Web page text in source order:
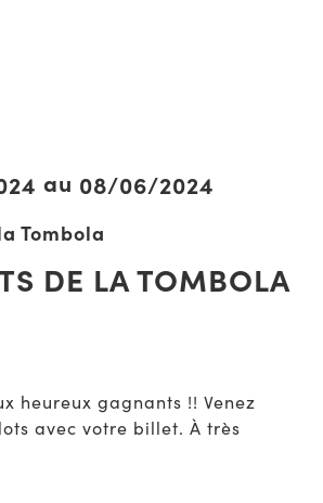
au 08/06/2024
Tombola
DE LA TOMBOLA
heureux gagnants !! Venez
avec votre billet. À très